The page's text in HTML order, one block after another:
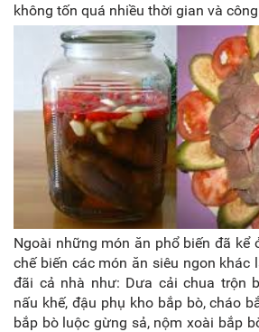
không tốn quá nhiều thời gian và
Ngoài những món ăn phổ biến đã kể
chế biến các món ăn siêu ngon khác
đãi cả nhà như: Dưa cải chua trộn
nấu khế, đậu phụ kho bắp bò, cháo
bắp bò luộc gừng sả, nộm xoài bắp